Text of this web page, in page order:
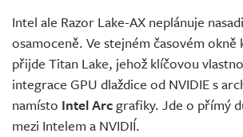
Intel ale Razor Lake-AX neplánuje
osamoceně. Ve stejném časovém
přijde Titan Lake, jehož klíčovou
integrace GPU dlaždice od NVIDIE s
namísto Intel Arcgrafiky. Jde o přímý
mezi Intelem a NVIDIÍ.